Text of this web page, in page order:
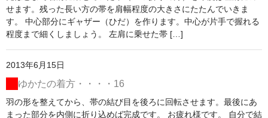
せます。残った長い方の帯を肩幅程度の大きさにたたんでいきま
す。 中心部分にギャザー（ひだ）を作ります。中心が片手で握れる
程度まで細くしましょう。 左肩に乗せた帯 […]
2013年6月15日
ゆかたの着方・・・・16
羽の形を整えてから、帯の結び目を後ろに回転させます。最後にあ
まった部分を内側に折り込めば完成です。 お疲れ様です。 自分で結